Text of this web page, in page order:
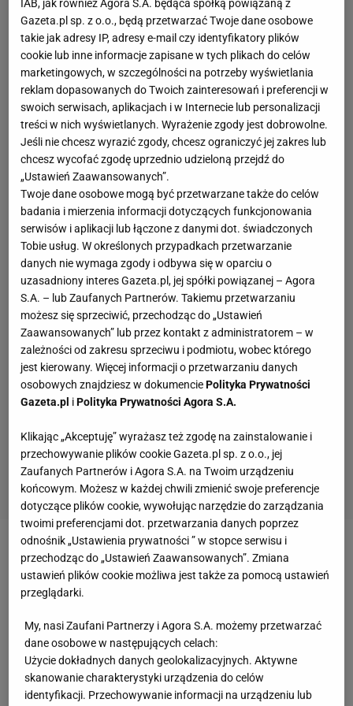
Zobacz wideo Tak Polacy bawili się na pożegnaniu
Lewandowskiego
Chivu z kapitalnym sezonem w Interze
Jedenaście lat po zakończeniu piłkarskiej kariery
Chivu został trenerem Interu. Miał wysoko
IAB, jak również Agora S.A. będąca spółką powiązaną z
Gazeta.pl sp. z o.o., będą przetwarzać Twoje dane osobowe
takie jak adresy IP, adresy e-mail czy identyfikatory plików
cookie lub inne informacje zapisane w tych plikach do celów
marketingowych, w szczególności na potrzeby wyświetlania
reklam dopasowanych do Twoich zainteresowań i preferencji w
swoich serwisach, aplikacjach i w Internecie lub personalizacji
treści w nich wyświetlanych. Wyrażenie zgody jest dobrowolne.
Jeśli nie chcesz wyrazić zgody, chcesz ograniczyć jej zakres lub
chcesz wycofać zgodę uprzednio udzieloną przejdź do
„Ustawień Zaawansowanych”.
Twoje dane osobowe mogą być przetwarzane także do celów
badania i mierzenia informacji dotyczących funkcjonowania
serwisów i aplikacji lub łączone z danymi dot. świadczonych
Tobie usług. W określonych przypadkach przetwarzanie
danych nie wymaga zgody i odbywa się w oparciu o
uzasadniony interes Gazeta.pl, jej spółki powiązanej – Agora
S.A. – lub Zaufanych Partnerów. Takiemu przetwarzaniu
możesz się sprzeciwić, przechodząc do „Ustawień
Zaawansowanych” lub przez kontakt z administratorem – w
zależności od zakresu sprzeciwu i podmiotu, wobec którego
jest kierowany. Więcej informacji o przetwarzaniu danych
osobowych znajdziesz w dokumenciePolityka Prywatności
Gazeta.pl iPolityka Prywatności Agora S.A.
Klikając „Akceptuję” wyrażasz też zgodę na zainstalowanie i
przechowywanie plików cookie Gazeta.pl sp. z o.o., jej
Zaufanych Partnerów i Agora S.A. na Twoim urządzeniu
końcowym. Możesz w każdej chwili zmienić swoje preferencje
dotyczące plików cookie, wywołując narzędzie do zarządzania
twoimi preferencjami dot. przetwarzania danych poprzez
odnośnik „Ustawienia prywatności ” w stopce serwisu i
przechodząc do „Ustawień Zaawansowanych”. Zmiana
ustawień plików cookie możliwa jest także za pomocą ustawień
przeglądarki.
My, nasi Zaufani Partnerzy i Agora S.A. możemy przetwarzać
dane osobowe w następujących celach:
Użycie dokładnych danych geolokalizacyjnych. Aktywne
skanowanie charakterystyki urządzenia do celów
identyfikacji. Przechowywanie informacji na urządzeniu lub